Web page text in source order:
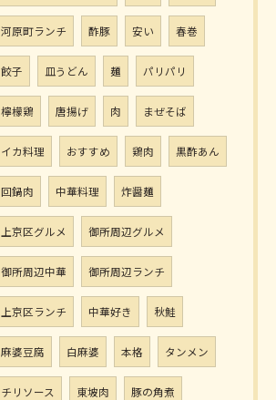
河原町ランチ 酢豚 安い 春巻
餃子 皿うどん 麺 パリパリ
檸檬鶏 唐揚げ 肉 まぜそば
イカ料理 おすすめ 鶏肉 黒酢あん
回鍋肉 中華料理 炸醤麺
上京区グルメ 御所周辺グルメ
御所周辺中華 御所周辺ランチ
上京区ランチ 中華好き 秋鮭
麻婆豆腐 白麻婆 本格 タンメン
チリソース 東坡肉 豚の角煮